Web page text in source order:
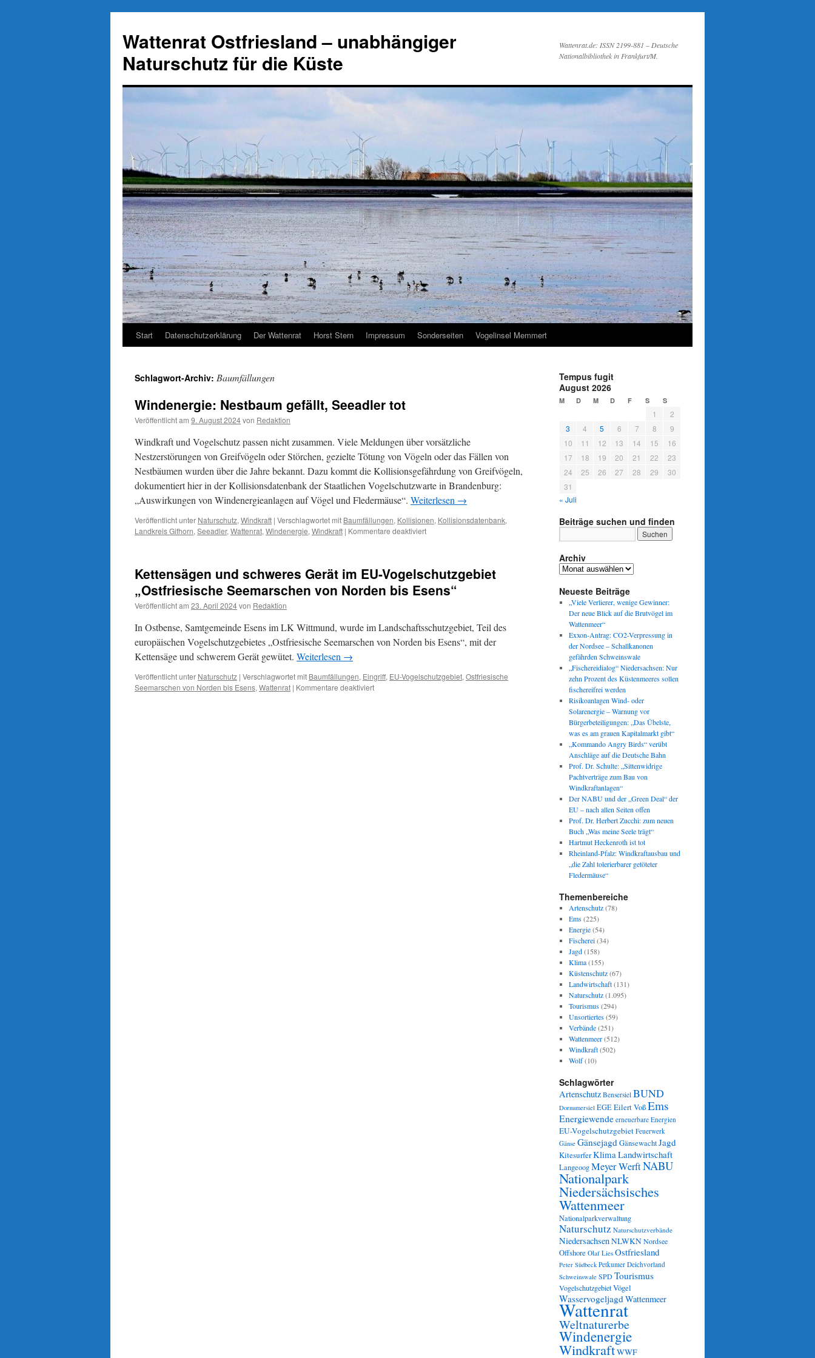
springen
Wattenrat Ostfriesland – unabhängiger
Naturschutz für die Küste
Wattenrat.de: ISSN 2199-881 – Deutsche
Nationalbibliothek in Frankfurt/M.
Start Datenschutzerklärung Der Wattenrat Horst Stern Impressum Sonderseiten Vogelinsel Memmert
Schlagwort-Archiv: Baumfällungen
Windenergie: Nestbaum gefällt, Seeadler tot
Veröffentlicht am 9. August 2024von Redaktion
Windkraft und Vogelschutz passen nicht zusammen. Viele Meldungen über vorsätzliche
Nestzerstörungen von Greifvögeln oder Störchen, gezielte Tötung von Vögeln oder das Fällen von
Nestbäumen wurden über die Jahre bekannt. Dazu kommt die Kollisionsgefährdung von Greifvögeln,
dokumentiert hier in der Kollisionsdatenbank der Staatlichen Vogelschutzwarte in Brandenburg:
„Auswirkungen von Windenergieanlagen auf Vögel und Fledermäuse“. Weiterlesen →
Veröffentlicht unter Naturschutz, Windkraft | Verschlagwortet mit Baumfällungen, Kollisionen, Kollisionsdatenbank,
Landkreis Gifhorn, Seeadler, Wattenrat, Windenergie, Windkraft | Kommentare deaktiviertfür
Seeadler
Kettensägen und schweres Gerät im EU-Vogelschutzgebiet
„Ostfriesische Seemarschen von Norden bis Esens“
Veröffentlicht am 23. April 2024von Redaktion
In Ostbense, Samtgemeinde Esens im LK Wittmund, wurde im Landschaftsschutzgebiet, Teil des
europäischen Vogelschutzgebietes „Ostfriesische Seemarschen von Norden bis Esens“, mit der
Kettensäge und schwerem Gerät gewütet. Weiterlesen →
Veröffentlicht unter Naturschutz | Verschlagwortet mit Baumfällungen, Eingriff, EU-Vogelschutzgebiet, Ostfriesische
Seemarschen von Norden bis Esens, Wattenrat | Kommentare deaktiviertfür
Tempus fugit
August 2026
M D M D F S S
1
2
3
4 5 6 7 8
9
10
11 12 13 14 15
16
17
18 19 20 21 22
23
24
25 26 27 28 29
30
31
« Juli
Beiträge suchen und finden
Archiv
Archiv
Neueste Beiträge
„Viele Verlierer, wenige Gewinner:
Der neue Blick auf die Brutvögel im
Wattenmeer“
Exxon-Antrag: CO2-Verpressung in
der Nordsee – Schallkanonen
gefährden Schweinswale
„Fischereidialog“ Niedersachsen: Nur
zehn Prozent des Küstenmeeres sollen
fischereifrei werden
Risikoanlagen Wind- oder
Solarenergie – Warnung vor
Bürgerbeteiligungen: „Das Übelste,
was es am grauen Kapitalmarkt gibt“
„Kommando Angry Birds“ verübt
Anschläge auf die Deutsche Bahn
Prof. Dr. Schulte: „Sittenwidrige
Pachtverträge zum Bau von
Windkraftanlagen“
Der NABU und der „Green Deal“ der
EU – nach allen Seiten offen
Prof. Dr. Herbert Zucchi: zum neuen
Buch „Was meine Seele trägt“
Hartmut Heckenroth ist tot
Rheinland-Pfalz: Windkraftausbau und
„die Zahl tolerierbarer getöteter
Fledermäuse“
Themenbereiche
Artenschutz(78)
Ems(225)
Energie(54)
Fischerei(34)
Jagd(158)
Klima(155)
Küstenschutz(67)
Landwirtschaft(131)
Naturschutz(1.095)
Tourismus(294)
Unsortiertes(59)
Verbände(251)
Wattenmeer(512)
Windkraft(502)
Wolf(10)
Schlagwörter
Artenschutz Bensersiel BUND
Dornumersiel EGEEilert VoßEms
Energiewende erneuerbare Energien
EU-Vogelschutzgebiet Feuerwerk
Gänse GänsejagdGänsewachtJagd
KitesurferKlimaLandwirtschaft
LangeoogMeyer WerftNABU
Nationalpark
Niedersächsisches
Wattenmeer
Nationalparkverwaltung
Naturschutz Naturschutzverbände
NiedersachsenNLWKNNordsee
Offshore Olaf Lies Ostfriesland
Peter Südbeck Petkumer Deichvorland
Schweinswale SPDTourismus
VogelschutzgebietVögel
WasservogeljagdWattenmeer
Wattenrat
Weltnaturerbe
Windenergie
WindkraftWWF